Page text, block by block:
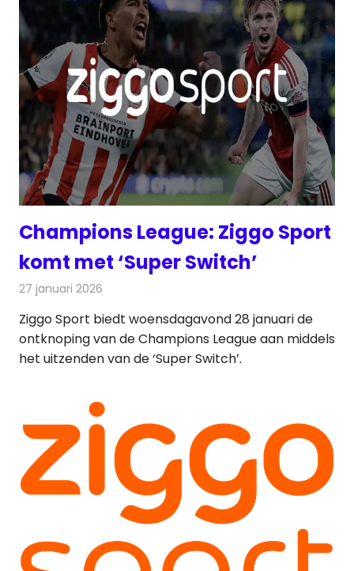
Champions League: Ziggo Sport
komt met ‘Super Switch’
27 januari 2026
Ziggo Sport biedt woensdagavond 28 januari de
ontknoping van de Champions League aan middels
het uitzenden van de ‘Super Switch’.